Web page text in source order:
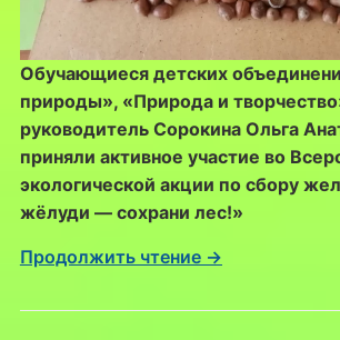
Обучающиеся детских
природы», «Природа и
руководитель Сорокина Ольга
приняли активное участие во
экологической акции по сбору
жёлуди — сохрани лес!»
Продолжить чтение →